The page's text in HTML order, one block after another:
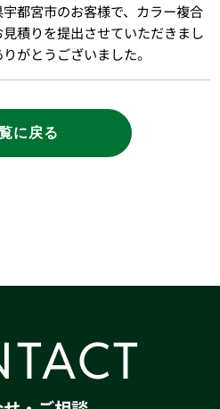
都宮市のお客様で、カラー複合
積りを提出させていただきまし
がとうございました。
に戻る